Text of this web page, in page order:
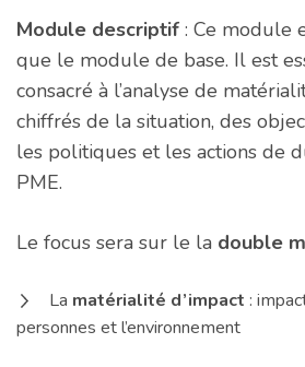
Module descriptif : Ce module
que le module de base. Il est
consacré à l’analyse de
chiffrés de la situation, des
les politiques et les actions de
PME.
Le focus sera sur le la double
La matérialité d’impact :
personnes et l’environnement